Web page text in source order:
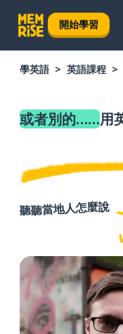
開始學習
學英語 英語課程
或者別的……用
聽聽當地人怎麼說